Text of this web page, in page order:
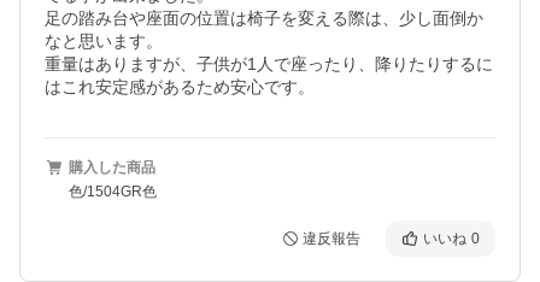
足の踏み台や座面の位置は椅子を変える際は、少し面倒か
なと思います。
重量はありますが、子供が1人で座ったり、降りたりするに
はこれ安定感があるため安心です。
購入した商品
色/1504GR色
違反報告 いいね 0